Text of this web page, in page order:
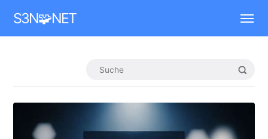
S3N🧩NET